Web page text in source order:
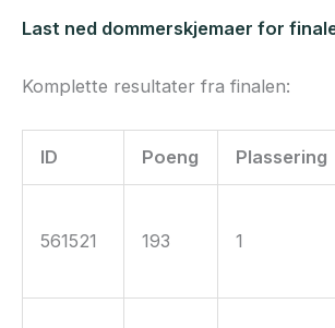
Last ned dommerskjemaer for
Komplette resultater fra finalen:
ID Poeng Plassering
561521 193 1